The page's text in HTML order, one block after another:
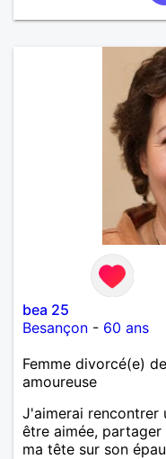
bea 25
Besançon - 60 ans
Femme divorcé(e)
amoureuse
J'aimerai rencontrer
être aimée,
ma tête sur son